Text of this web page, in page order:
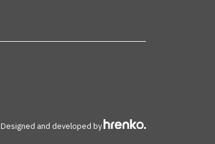
Designed and developed by